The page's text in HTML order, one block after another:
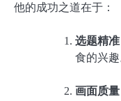
他的成功之道在于：
选题精准
食的兴趣
画面质量